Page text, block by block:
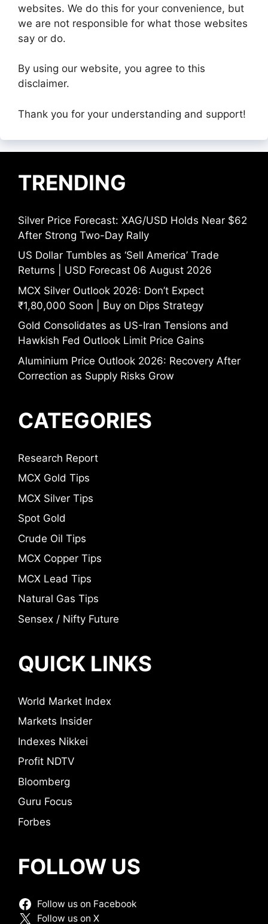
websites. We do this for your convenience, but
we are not responsible for what those websites
say or do.
By using our website, you agree to this
disclaimer.
Thank you for your understanding and support!
TRENDING
Silver Price Forecast: XAG/USD Holds Near $62
After Strong Two-Day Rally
US Dollar Tumbles as ‘Sell America’ Trade
Returns | USD Forecast 06 August 2026
MCX Silver Outlook 2026: Don’t Expect
₹1,80,000 Soon | Buy on Dips Strategy
Gold Consolidates as US-Iran Tensions and
Hawkish Fed Outlook Limit Price Gains
Aluminium Price Outlook 2026: Recovery After
Correction as Supply Risks Grow
CATEGORIES
Research Report
MCX Gold Tips
MCX Silver Tips
Spot Gold
Crude Oil Tips
MCX Copper Tips
MCX Lead Tips
Natural Gas Tips
Sensex / Nifty Future
QUICK LINKS
World Market Index
Markets Insider
Indexes Nikkei
Profit NDTV
Bloomberg
Guru Focus
Forbes
FOLLOW US
Follow us on Facebook
Follow us on X